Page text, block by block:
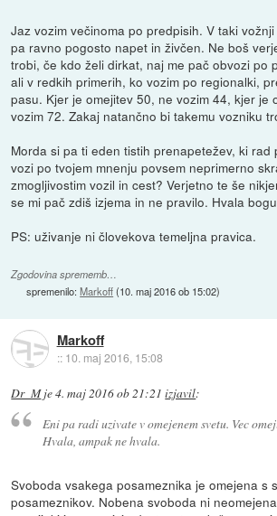
Jaz vozim večinoma po predpisih. V taki
pa ravno pogosto napet in živčen. Ne boš
trobi, če kdo želi dirkat, naj me pač obvozi po
ali v redkih primerih, ko vozim po regionalki,
pasu. Kjer je omejitev 50, ne vozim 44, kjer je
vozim 72. Zakaj natančno bi takemu vozniku
Morda si pa ti eden tistih prenapetežev, ki rad
vozi po tvojem mnenju povsem neprimerno
zmogljivostim vozil in cest? Verjetno te še
se mi pač zdiš izjema in ne pravilo. Hvala
PS: uživanje ni človekova temeljna pravica.
Zgodovina sprememb…
spremenilo:Markoff(10. maj 2016 ob 15:02)
Markoff
:: 10. maj 2016, 15:08
Dr_Mje4. maj 2016 ob 21:21 izjavil:
Eni pa radi uzivate v omejenem svetu. Vec
Hvala, ampak ne hvala.
Svoboda vsakega posameznika je omejena s
posameznikov. Nobena svoboda ni